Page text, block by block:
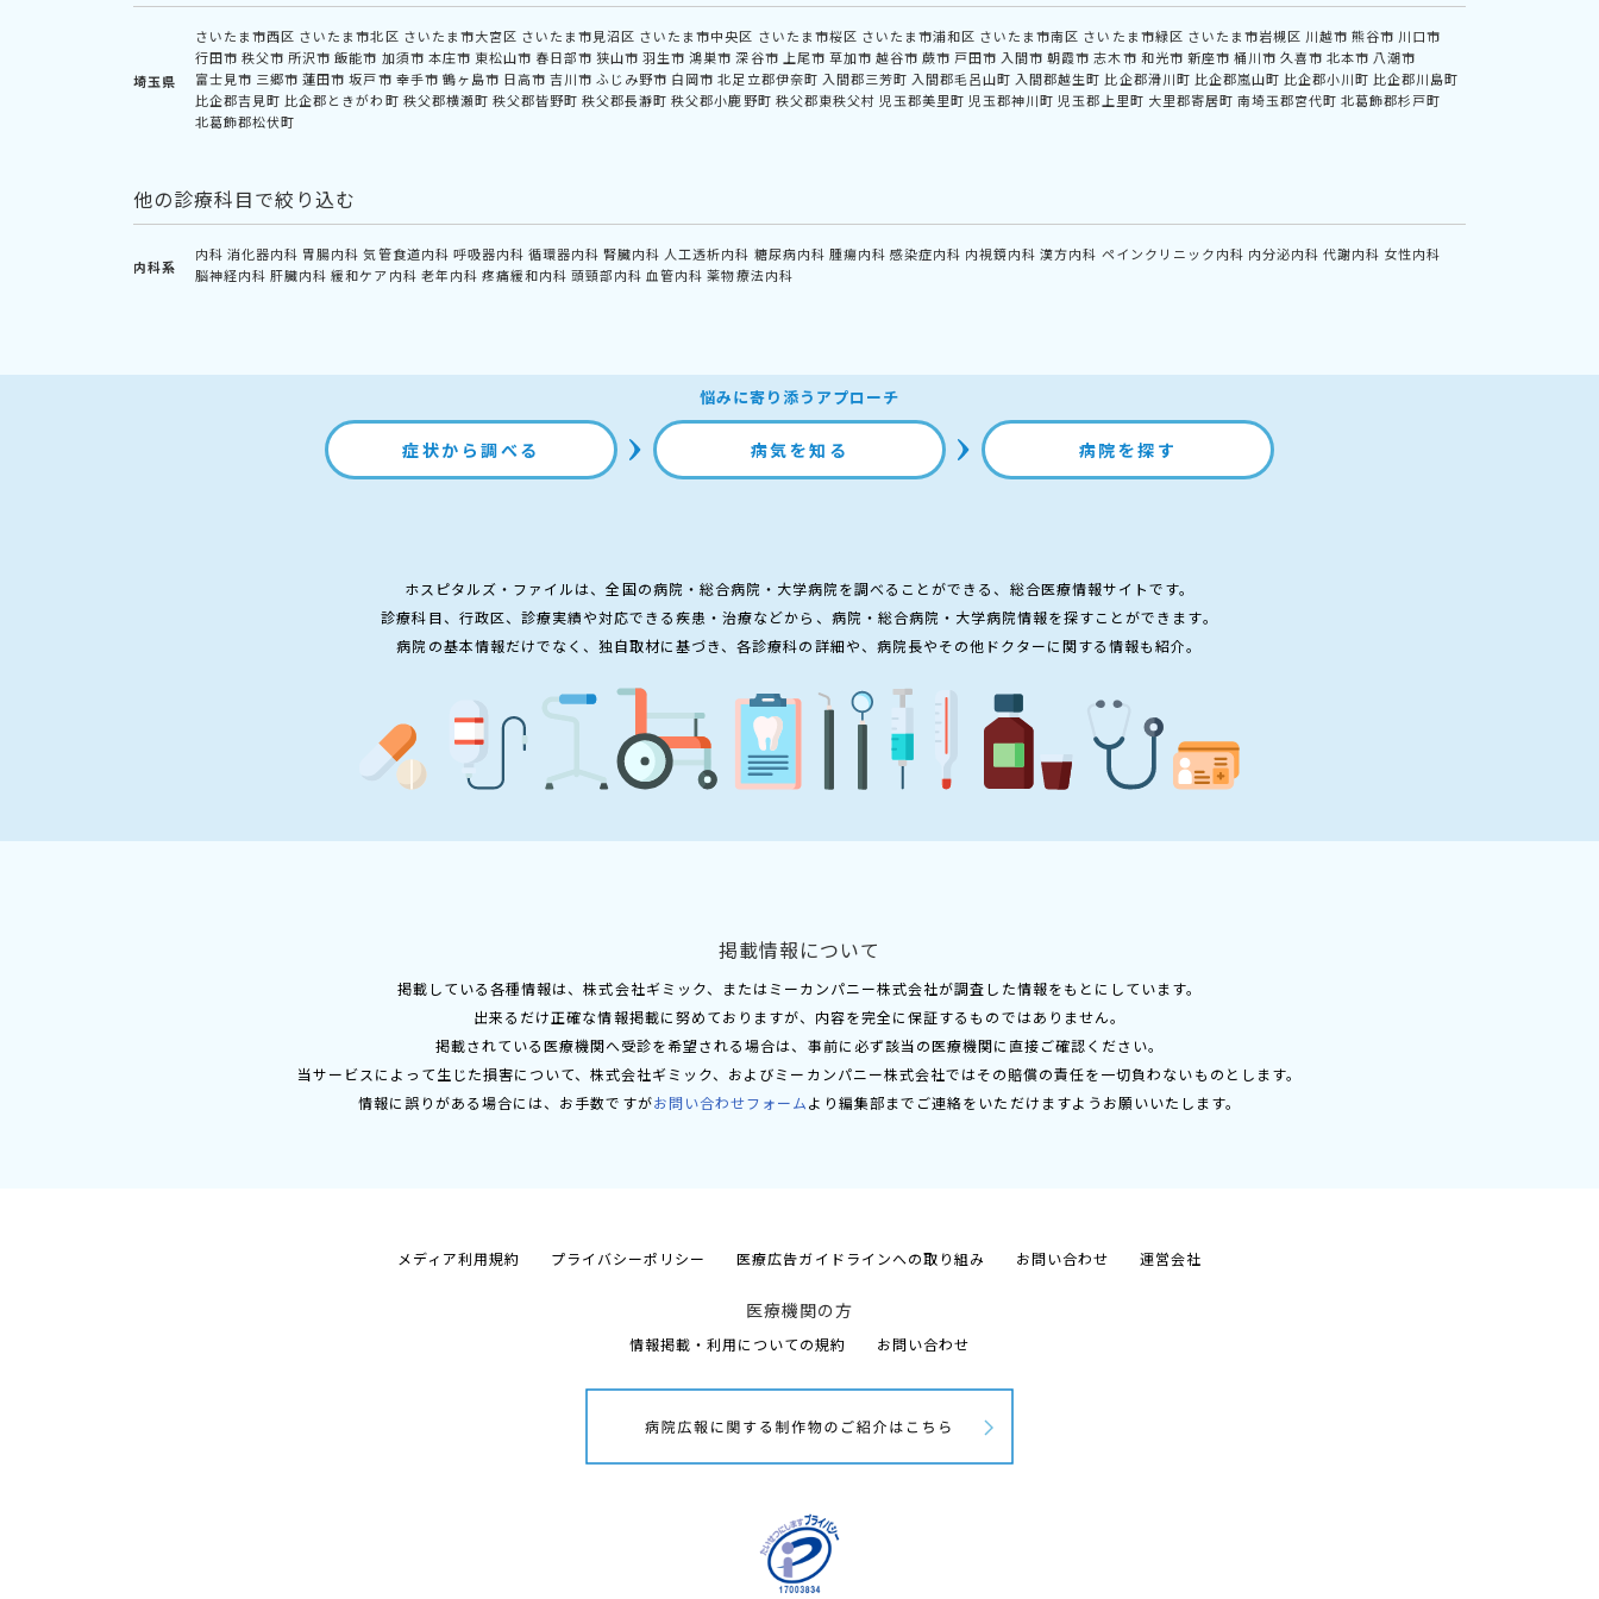
埼玉県
さいたま市西区 さいたま市北区 さいたま市大宮区 さいたま市見沼区 さいたま市中央区 さいたま市桜区 さいたま市浦和区 さいたま市南区 さいたま市緑区 さいたま市岩槻区 川越市 熊谷市 川口市
行田市 秩父市 所沢市 飯能市 加須市 本庄市 東松山市 春日部市 狭山市 羽生市 鴻巣市 深谷市 上尾市 草加市 越谷市 蕨市 戸田市 入間市 朝霞市 志木市 和光市 新座市 桶川市 久喜市 北本市 八潮市
富士見市 三郷市 蓮田市 坂戸市 幸手市 鶴ヶ島市 日高市 吉川市 ふじみ野市 白岡市 北足立郡伊奈町 入間郡三芳町 入間郡毛呂山町 入間郡越生町 比企郡滑川町 比企郡嵐山町 比企郡小川町 比企郡川島町
比企郡吉見町 比企郡ときがわ町 秩父郡横瀬町 秩父郡皆野町 秩父郡長瀞町 秩父郡小鹿野町 秩父郡東秩父村 児玉郡美里町 児玉郡神川町 児玉郡上里町 大里郡寄居町 南埼玉郡宮代町 北葛飾郡杉戸町
北葛飾郡松伏町
他の診療科目で絞り込む
内科系
内科 消化器内科 胃腸内科 気管食道内科 呼吸器内科 循環器内科 腎臓内科 人工透析内科 糖尿病内科 腫瘍内科 感染症内科 内視鏡内科 漢方内科 ペインクリニック内科 内分泌内科 代謝内科 女性内科
脳神経内科 肝臓内科 緩和ケア内科 老年内科 疼痛緩和内科 頭頸部内科 血管内科 薬物療法内科
悩みに寄り添うアプローチ
症状から調べる 病気を知る 病院を探す
ホスピタルズ・ファイルは、全国の病院・総合病院・大学病院を調べることができる、総合医療情報サイトです。
診療科目、行政区、診療実績や対応できる疾患・治療などから、病院・総合病院・大学病院情報を探すことができます。
病院の基本情報だけでなく、独自取材に基づき、各診療科の詳細や、病院長やその他ドクターに関する情報も紹介。
掲載情報について
掲載している各種情報は、株式会社ギミック、またはミーカンパニー株式会社が調査した情報をもとにしています。
出来るだけ正確な情報掲載に努めておりますが、内容を完全に保証するものではありません。
掲載されている医療機関へ受診を希望される場合は、事前に必ず該当の医療機関に直接ご確認ください。
当サービスによって生じた損害について、株式会社ギミック、およびミーカンパニー株式会社ではその賠償の責任を一切負わないものとします。
情報に誤りがある場合には、お手数ですがお問い合わせフォームより編集部までご連絡をいただけますようお願いいたします。
メディア利用規約 プライバシーポリシー 医療広告ガイドラインへの取り組み お問い合わせ 運営会社
医療機関の方
情報掲載・利用についての規約 お問い合わせ